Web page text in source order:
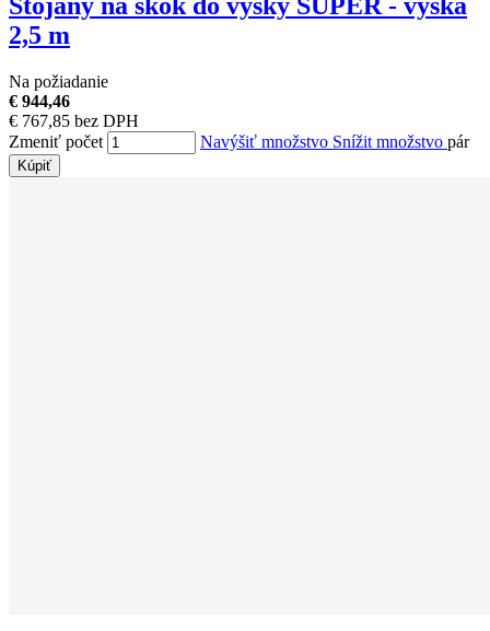
2,5 m
Na požiadanie
€ 944,46
€ 767,85 bez DPH
Zmeniť počet
Navýšiť množstvo Snížit množstvo pár
Kúpiť